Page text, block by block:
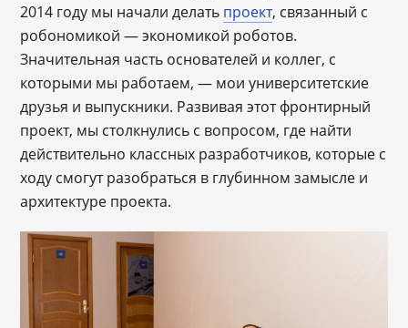
2014 году мы начали делать проект, связанный с
робономикой — экономикой роботов.
Значительная часть основателей и коллег, с
которыми мы работаем, — мои университетские
друзья и выпускники. Развивая этот фронтирный
проект, мы столкнулись с вопросом, где найти
действительно классных разработчиков, которые с
ходу смогут разобраться в глубинном замысле и
архитектуре проекта.